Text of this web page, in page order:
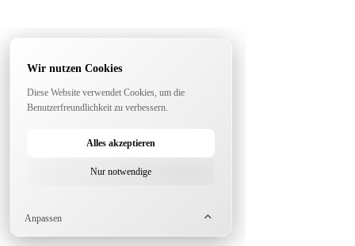
Wir nutzen Cookies
Diese Website verwendet Cookies, um die
Benutzerfreundlichkeit zu verbessern.
Alles akzeptieren
Nur notwendige
Anpassen